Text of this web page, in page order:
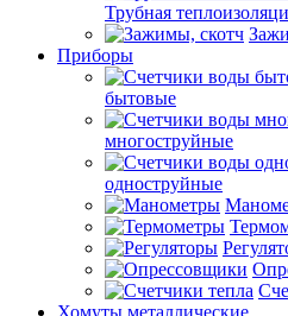
Трубная
Приборы
бытовые
многоструйные
одноструйные
Хомуты металлические